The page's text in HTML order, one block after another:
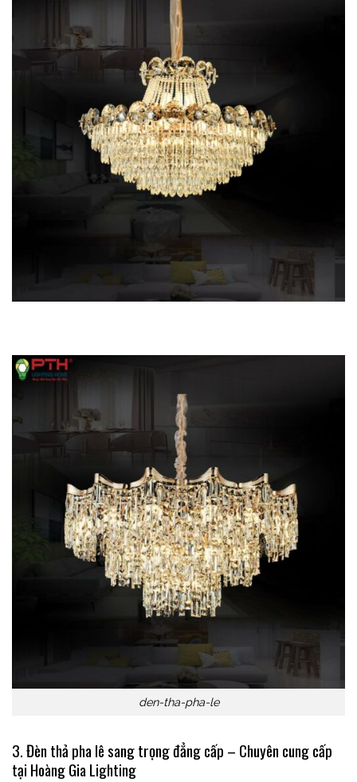
den-tha-pha-le
3. Đèn thả pha lê sang trọng đẳng cấp – Chuyên cung cấp
tại Hoàng Gia Lighting